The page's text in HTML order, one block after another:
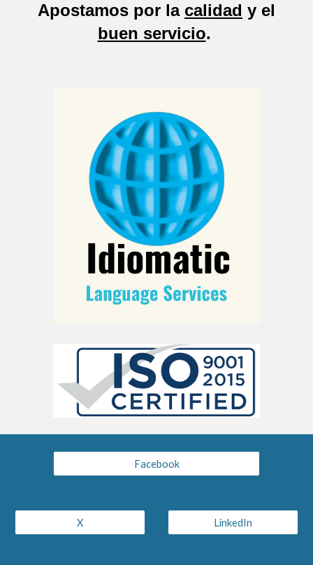
Apostamos por la calidad y el
buen servicio.
Facebook
X LinkedIn